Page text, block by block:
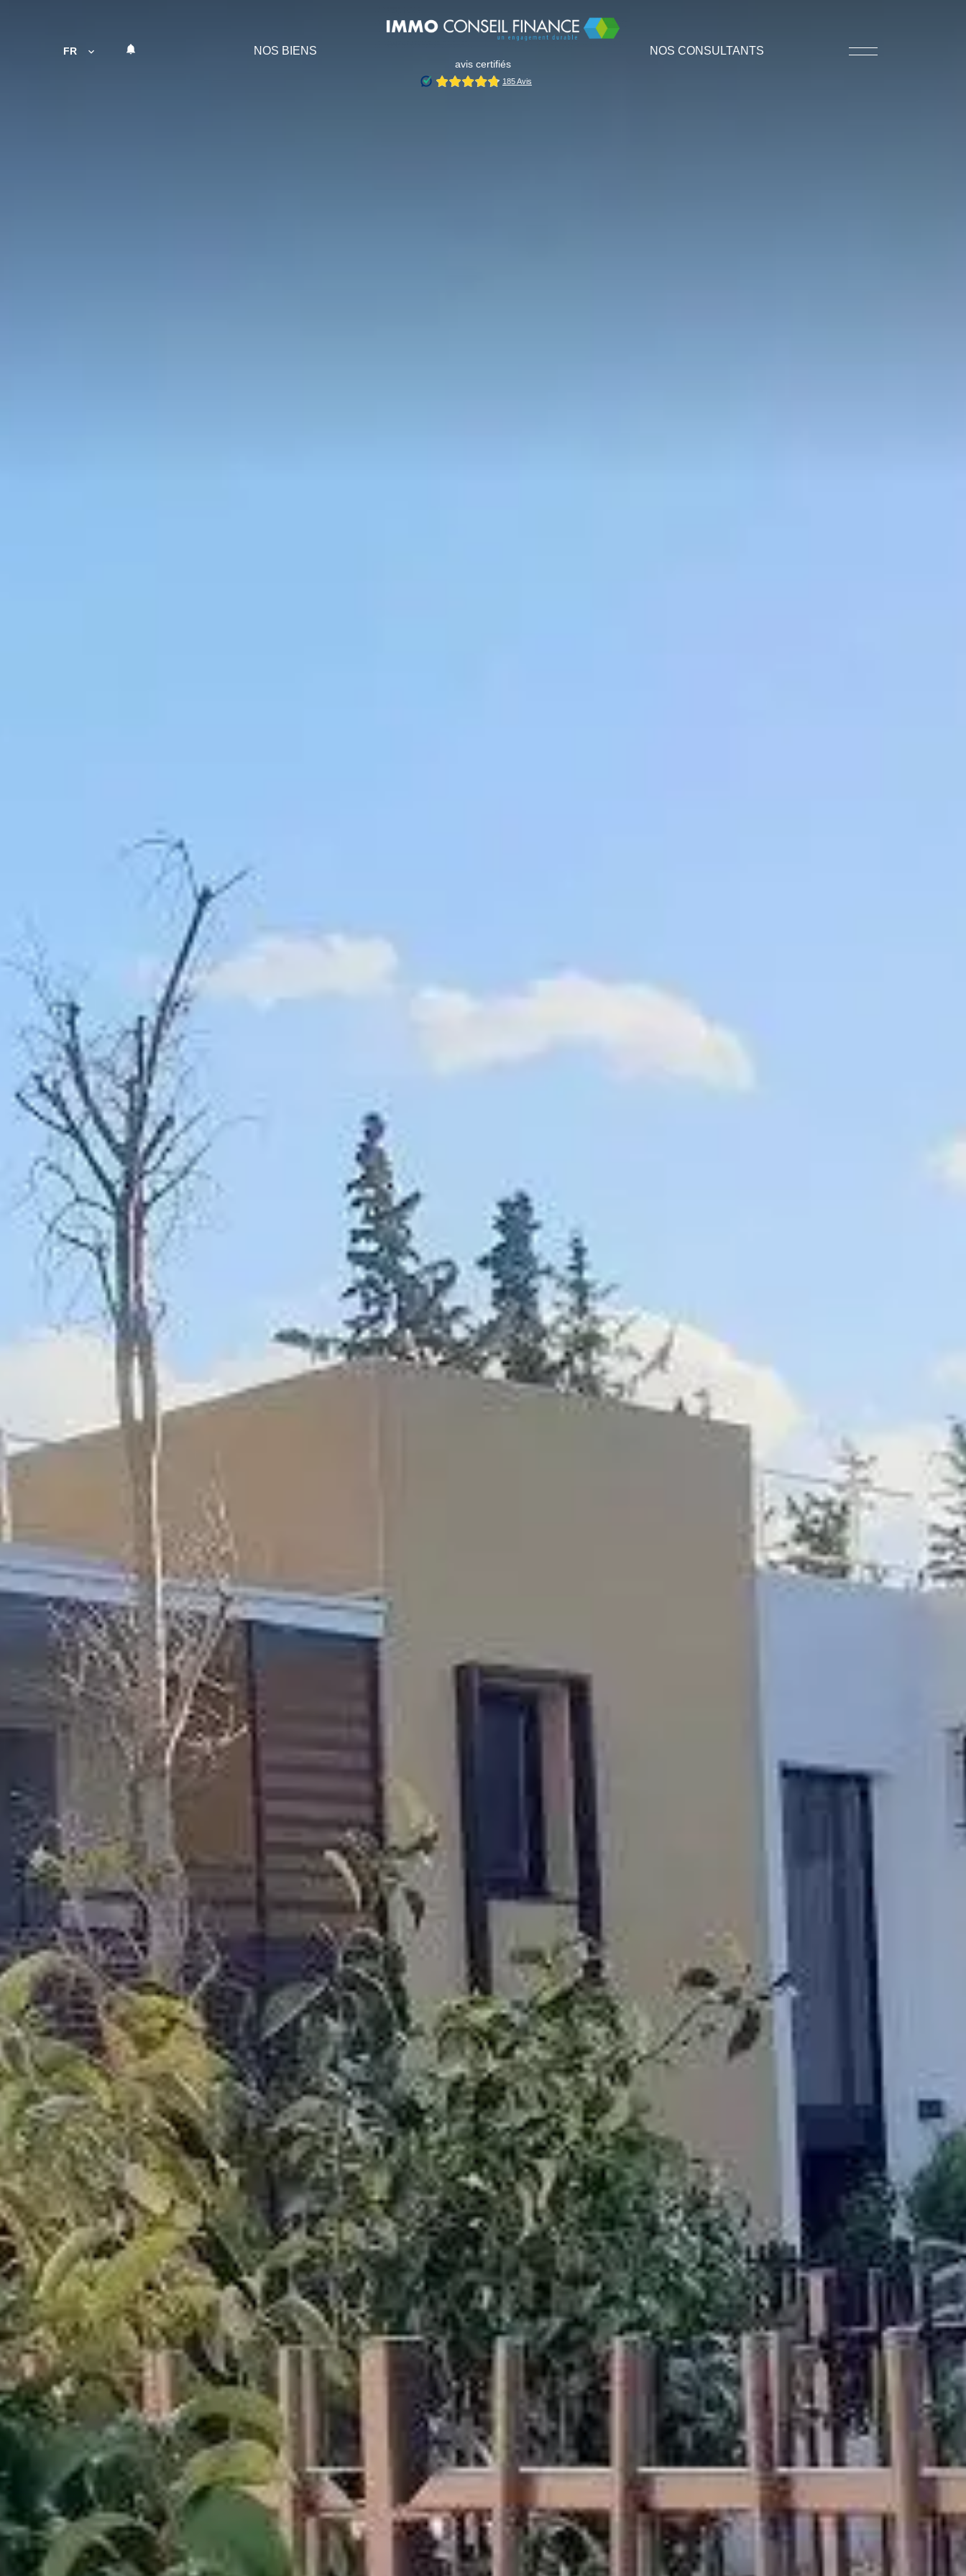
FR NOS BIENS
avis certifiés
NOS CONSULTANTS